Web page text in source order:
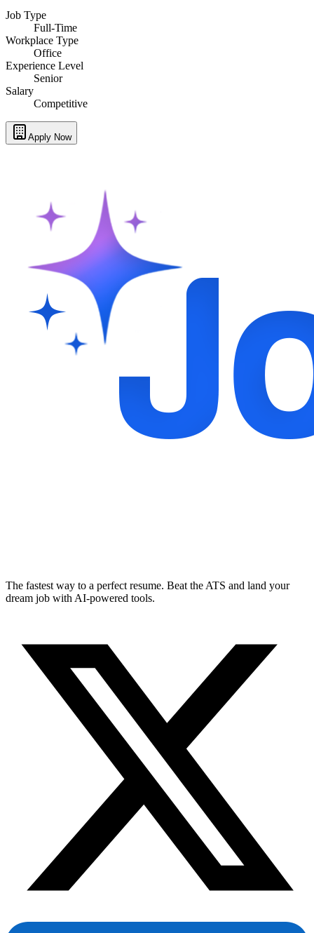
Job Type
Full-Time
Workplace Type
Office
Experience Level
Senior
Salary
Competitive
Apply Now
The fastest way to a perfect resume. Beat the ATS and land your
dream job with AI-powered tools.